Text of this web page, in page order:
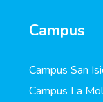
Campus
Campus San
Campus La